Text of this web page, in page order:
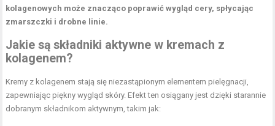
kolagenowych może znacząco poprawić wygląd cery, spłycając
zmarszczki i drobne linie.
Jakie są składniki aktywne w kremach z
kolagenem?
Kremy z kolagenem stają się niezastąpionym elementem pielęgnacji,
zapewniając piękny wygląd skóry. Efekt ten osiągany jest dzięki starannie
dobranym składnikom aktywnym, takim jak: